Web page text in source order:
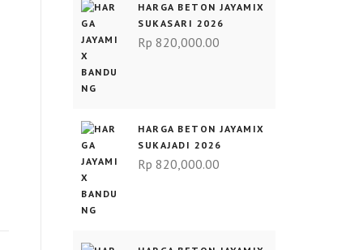
HARGA BETON JAYAMIX
SUKASARI 2026
Rp 820,000.00
HARGA BETON JAYAMIX
SUKAJADI 2026
Rp 820,000.00